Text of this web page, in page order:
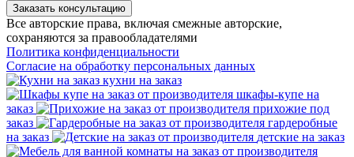
Заказать консультацию
Все авторские права, включая смежные авторские,
сохраняются за правообладателями
Политика конфиденциальности
Согласие на обработку персональных данных
кухни на заказ
шкафы-купе на
заказ
прихожие под
заказ
гардеробные
на заказ
детские на заказ